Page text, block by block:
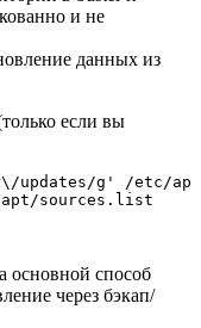
и не
данных из
если вы
updates/g' /etc/
sources.list
основной способ
через бэкап/